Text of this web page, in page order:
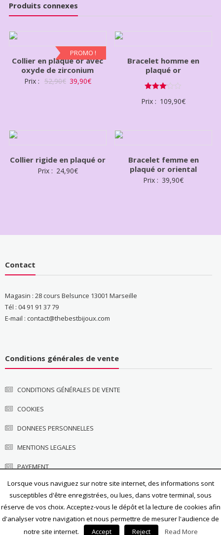
Produits connexes
PROMO !
Collier en plaqué or avec
oxyde de zirconium
Prix : 52,90€ 39,90€
Bracelet homme en
plaqué or
3.00
Prix : 109,90€
Collier rigide en plaqué or
Prix : 24,90€
Bracelet femme en
plaqué or oriental
Prix : 39,90€
Contact
Magasin : 28 cours Belsunce 13001 Marseille
Tél : 04 91 91 37 79
E-mail : contact@thebestbijoux.com
Conditions générales de vente
CONDITIONS GÉNÉRALES DE VENTE
COOKIES
DONNEES PERSONNELLES
MENTIONS LEGALES
PAYEMENT
Lorsque vous naviguez sur notre site internet, des informations sont
susceptibles d'être enregistrées, ou lues, dans votre terminal, sous
réserve de vos choix. Acceptez-vous le dépôt et la lecture de cookies afin
d'analyser votre navigation et nous permettre de mesurer l'audience de
notre site internet.
Accept Reject Read More